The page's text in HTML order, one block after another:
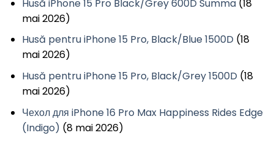
Husă iPhone 15 Pro Black/Grey 600D Summa (18
mai 2026)
Husă pentru iPhone 15 Pro, Black/Blue 1500D (18
mai 2026)
Husă pentru iPhone 15 Pro, Black/Grey 1500D (18
mai 2026)
Чехол для iPhone 16 Pro Max Happiness Rides Edge
(Indigo) (8 mai 2026)